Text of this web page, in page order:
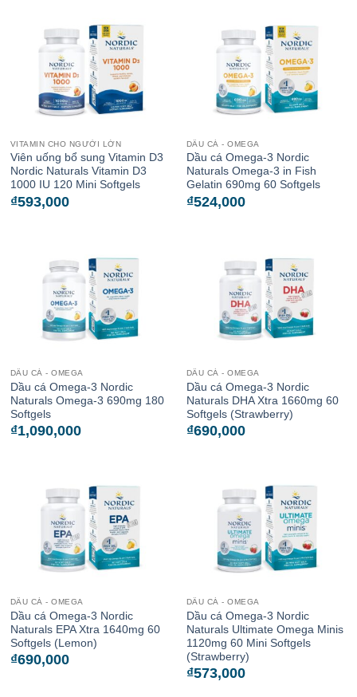
VITAMIN CHO NGƯỜI LỚN
Viên uống bổ sung Vitamin D3
Nordic Naturals Vitamin D3
1000 IU 120 Mini Softgels
₫593,000
DẦU CÁ - OMEGA
Dầu cá Omega-3 Nordic
Naturals Omega-3 in Fish
Gelatin 690mg 60 Softgels
₫524,000
DẦU CÁ - OMEGA
Dầu cá Omega-3 Nordic
Naturals Omega-3 690mg 180
Softgels
₫1,090,000
DẦU CÁ - OMEGA
Dầu cá Omega-3 Nordic
Naturals DHA Xtra 1660mg 60
Softgels (Strawberry)
₫690,000
DẦU CÁ - OMEGA
Dầu cá Omega-3 Nordic
Naturals EPA Xtra 1640mg 60
Softgels (Lemon)
₫690,000
DẦU CÁ - OMEGA
Dầu cá Omega-3 Nordic
Naturals Ultimate Omega Minis
1120mg 60 Mini Softgels
(Strawberry)
₫573,000